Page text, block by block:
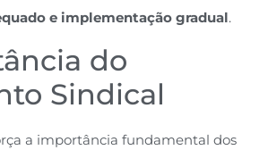
e implementação gradual.
do
Sindical
a importância fundamental dos